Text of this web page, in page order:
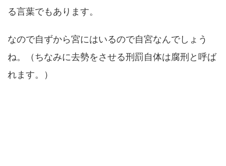
る言葉でもあります。
なので自ずから宮にはいるので自宮なんでしょう
ね。（ちなみに去勢をさせる刑罰自体は腐刑と呼ば
れます。）